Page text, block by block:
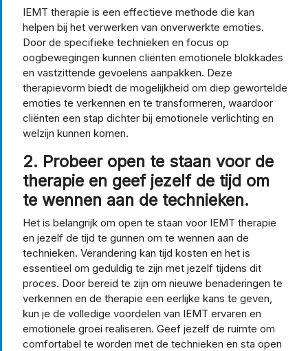
IEMT therapie is een effectieve methode die kan
helpen bij het verwerken van onverwerkte emoties.
Door de specifieke technieken en focus op
oogbewegingen kunnen cliënten emotionele blokkades
en vastzittende gevoelens aanpakken. Deze
therapievorm biedt de mogelijkheid om diep gewortelde
emoties te verkennen en te transformeren, waardoor
cliënten een stap dichter bij emotionele verlichting en
welzijn kunnen komen.
2. Probeer open te staan voor de
therapie en geef jezelf de tijd om
te wennen aan de technieken.
Het is belangrijk om open te staan voor IEMT therapie
en jezelf de tijd te gunnen om te wennen aan de
technieken. Verandering kan tijd kosten en het is
essentieel om geduldig te zijn met jezelf tijdens dit
proces. Door bereid te zijn om nieuwe benaderingen te
verkennen en de therapie een eerlijke kans te geven,
kun je de volledige voordelen van IEMT ervaren en
emotionele groei realiseren. Geef jezelf de ruimte om
comfortabel te worden met de technieken en sta open